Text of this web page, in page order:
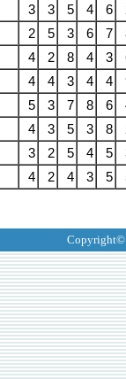
3 3 5 4 6
2 5 3 6 7
4 2 8 4 3
4 4 3 4 4
5 3 7 8 6
4 3 5 3 8
3 2 5 4 5
4 2 4 3 5